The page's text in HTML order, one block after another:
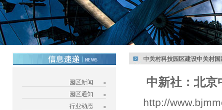
园区新闻
园区通知
行业动态
中关村科技园区建设中关村
中新社：北京
http://